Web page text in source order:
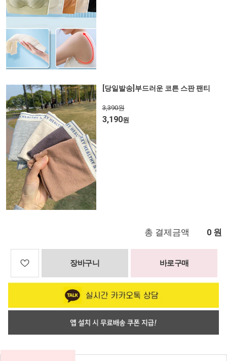
[당일발송]부드러운 코튼 스판 팬티
3,390원
3,190원
총 결제금액 0 원
장바구니 바로구매